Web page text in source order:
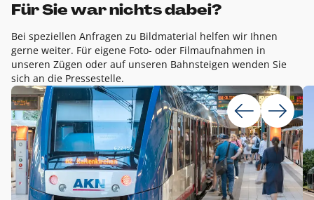
Für Sie war nichts dabei?
Bei speziellen Anfragen zu Bildmaterial helfen wir Ihnen
gerne weiter. Für eigene Foto- oder Filmaufnahmen in
unseren Zügen oder auf unseren Bahnsteigen wenden Sie
sich an die Pressestelle.